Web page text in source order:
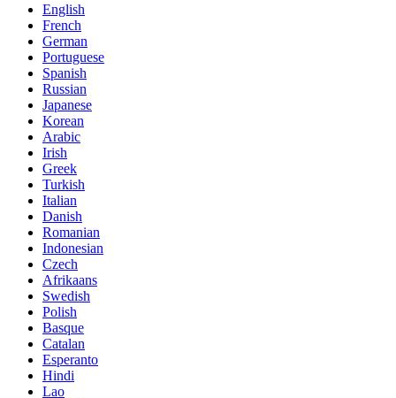
English
French
German
Portuguese
Spanish
Russian
Japanese
Korean
Arabic
Irish
Greek
Turkish
Italian
Danish
Romanian
Indonesian
Czech
Afrikaans
Swedish
Polish
Basque
Catalan
Esperanto
Hindi
Lao